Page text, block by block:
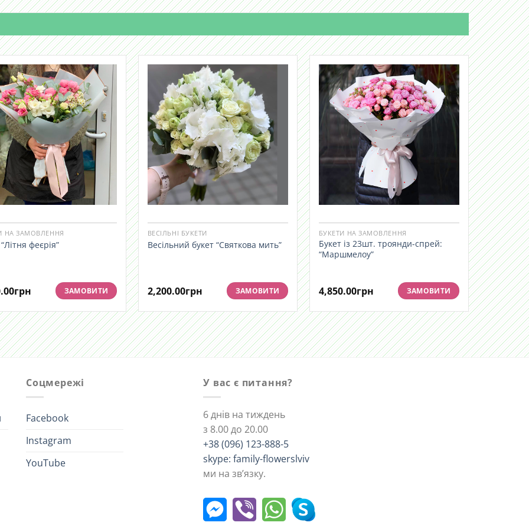
НА ЗАМОВЛЕННЯ
феєрія”
грн ЗАМОВИТИ
ВЕСІЛЬНІ БУКЕТИ
Весільний букет “Святкова мить”
2,200.00грн ЗАМОВИТИ
БУКЕТИ НА ЗАМОВЛЕННЯ
Букет із 23шт. троянди-спрей:
“Маршмелоу”
4,850.00грн ЗАМОВИТИ
Соцмережі
Facebook
Instagram
YouTube
У вас є питання?
6 днів на тиждень
з 8.00 до 20.00
+38 (096) 123-888-5
skype: family-flowerslviv
ми на зв’язку.